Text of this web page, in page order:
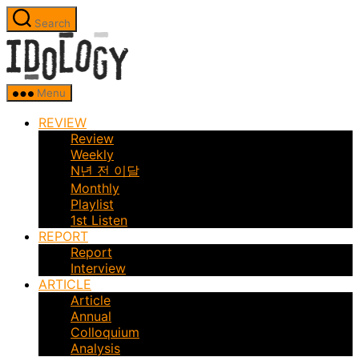
Skip
to
the
content
Search
Menu
REVIEW
Review
Weekly
N년 전 이달
Monthly
Playlist
1st Listen
REPORT
Report
Interview
ARTICLE
Article
Annual
Colloquium
Analysis